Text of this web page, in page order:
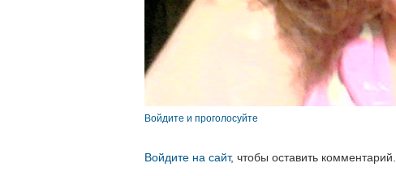
Войдите и проголосуйте
Войдите на сайт, чтобы оставить комментарий.